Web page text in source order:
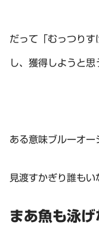
だって「むっつり
し、獲得しようと思
ある意味ブルーオー
見渡すかぎり誰もい
まあ魚も泳